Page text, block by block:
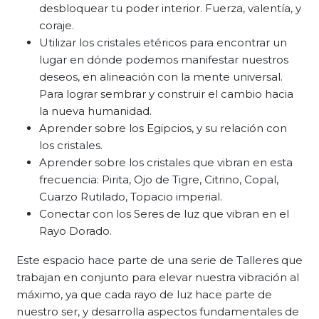
desbloquear tu poder interior. Fuerza, valentía, y
coraje.
Utilizar los cristales etéricos para encontrar un
lugar en dónde podemos manifestar nuestros
deseos, en alineación con la mente universal.
Para lograr sembrar y construir el cambio hacia
la nueva humanidad.
Aprender sobre los Egipcios, y su relación con
los cristales.
Aprender sobre los cristales que vibran en esta
frecuencia: Pirita, Ojo de Tigre, Citrino, Copal,
Cuarzo Rutilado, Topacio imperial.
Conectar con los Seres de luz que vibran en el
Rayo Dorado.
Este espacio hace parte de una serie de Talleres que
trabajan en conjunto para elevar nuestra vibración al
máximo, ya que cada rayo de luz hace parte de
nuestro ser, y desarrolla aspectos fundamentales de